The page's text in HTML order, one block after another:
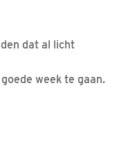
dat al licht
week te gaan.